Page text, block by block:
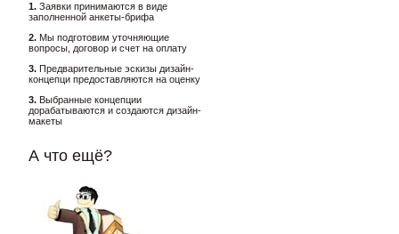
1. Заявки принимаются в виде
заполненной анкеты-брифа
2. Мы подготовим уточняющие
вопросы, договор и счет на оплату
3. Предварительные эскизы дизайн-
концепци предоставляются на оценку
3. Выбранные концепции
дорабатываются и создаются дизайн-
макеты
А что ещё?